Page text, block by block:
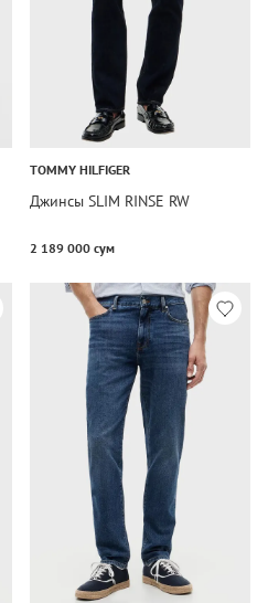
TOMMY HILFIGER
Джинсы SLIM RINSE RW
2 189 000 сум